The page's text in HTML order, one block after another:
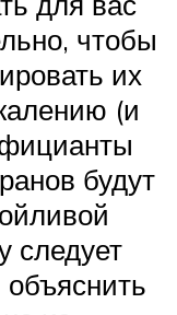
чтобы
их
(и
будут
следует